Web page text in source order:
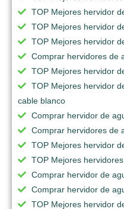
TOP Mejores hervidor
TOP Mejores hervidor
TOP Mejores hervidor
Comprar hervidores de
TOP Mejores hervidor
TOP Mejores hervidor
cable blanco
Comprar hervidor de
Comprar hervidores de
TOP Mejores hervidor
TOP Mejores
Comprar hervidor de
Comprar hervidor de
TOP Mejores hervidor